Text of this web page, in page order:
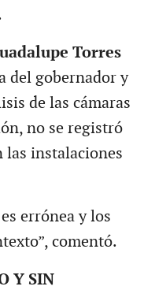
Torres
del gobernador y
de las cámaras
no se registró
las instalaciones
errónea y los
comentó.
Y SIN